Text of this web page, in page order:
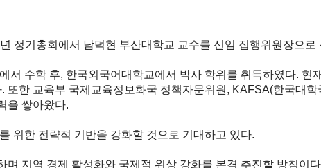
정기총회에서 남덕현 부산대학교 교수를 신임 집행위원장으로
수학 후, 한국외국어대학교에서 박사 학위를 취득하였다. 현
한 교육부 국제교육정보화국 정책자문위원, KAFSA(한국대
을 쌓아왔다.
위한 전략적 기반을 강화할 것으로 기대하고 있다.
지역 경제 활성화와 국제적 위상 강화를 본격 추진할 방침이